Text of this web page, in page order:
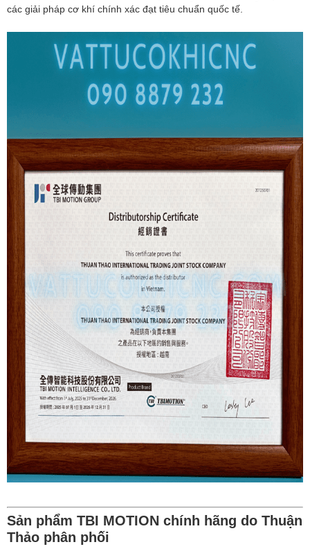
các giải pháp cơ khí chính xác đạt tiêu chuẩn quốc tế.
Sản phẩm TBI MOTION chính hãng do Thuận
Thảo phân phối